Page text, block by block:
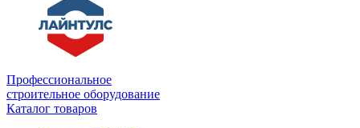
Профессиональное
строительное оборудование
Каталог товаров